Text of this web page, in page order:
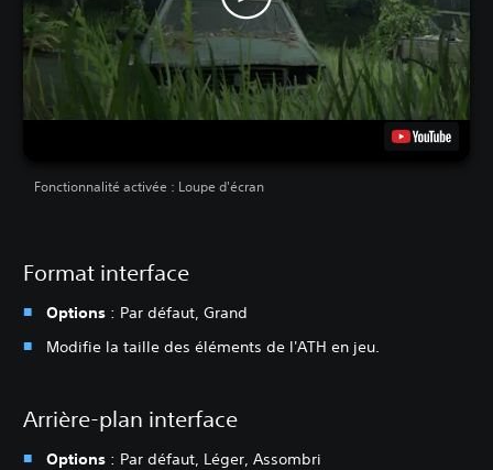
Fonctionnalité activée : Loupe d'écran
Format interface
Options : Par défaut, Grand
Modifie la taille des éléments de l'ATH en jeu.
Arrière-plan interface
Options : Par défaut, Léger, Assombri